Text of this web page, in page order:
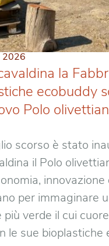
2026
la
ecobuddy
Polo
scorso è stato
il Polo
per immaginare
più verde il cui
le sue bioplastiche